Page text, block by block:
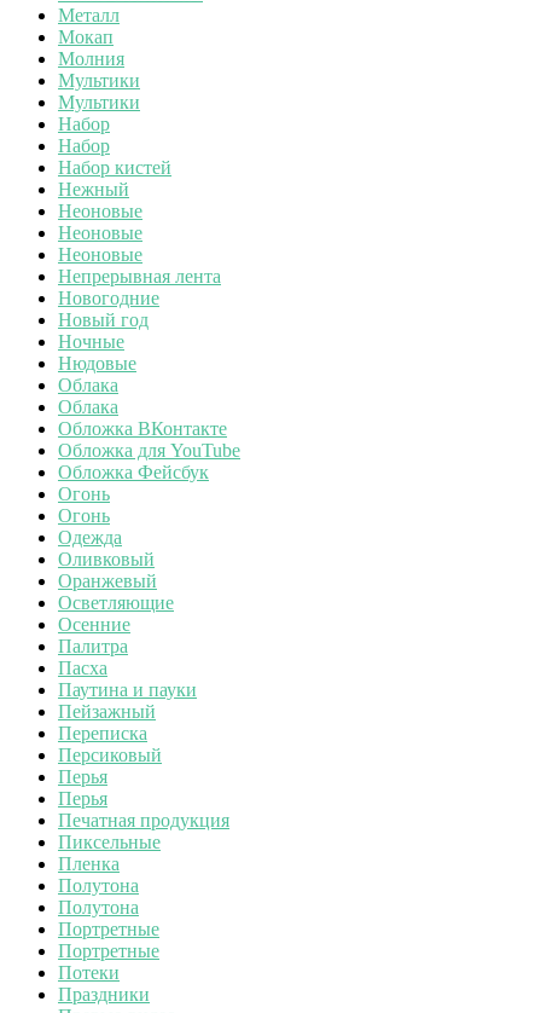
Металл
Мокап
Молния
Мультики
Мультики
Набор
Набор
Набор кистей
Нежный
Неоновые
Неоновые
Неоновые
Непрерывная лента
Новогодние
Новый год
Ночные
Нюдовые
Облака
Облака
Обложка ВКонтакте
Обложка для YouTube
Обложка Фейсбук
Огонь
Огонь
Одежда
Оливковый
Оранжевый
Осветляющие
Осенние
Палитра
Пасха
Паутина и пауки
Пейзажный
Переписка
Персиковый
Перья
Перья
Печатная продукция
Пиксельные
Пленка
Полутона
Полутона
Портретные
Портретные
Потеки
Праздники